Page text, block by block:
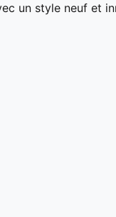
un style neuf et